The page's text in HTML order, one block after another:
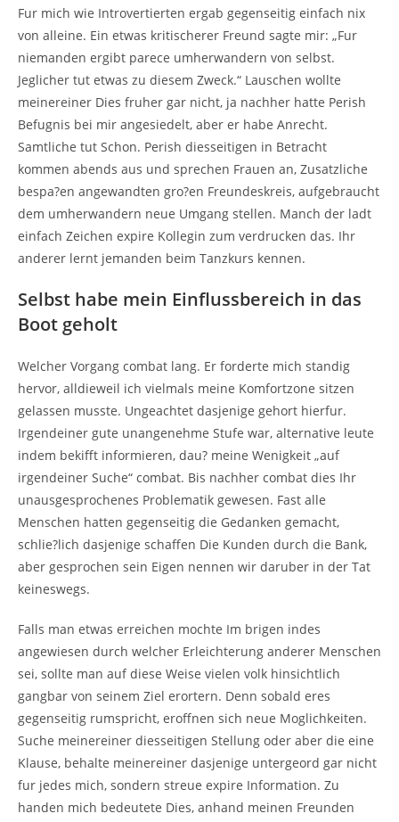
Fur mich wie Introvertierten ergab gegenseitig einfach nix
von alleine. Ein etwas kritischerer Freund sagte mir: „Fur
niemanden ergibt parece umherwandern von selbst.
Jeglicher tut etwas zu diesem Zweck.“ Lauschen wollte
meinereiner Dies fruher gar nicht, ja nachher hatte Perish
Befugnis bei mir angesiedelt, aber er habe Anrecht.
Samtliche tut Schon. Perish diesseitigen in Betracht
kommen abends aus und sprechen Frauen an, Zusatzliche
bespa?en angewandten gro?en Freundeskreis, aufgebraucht
dem umherwandern neue Umgang stellen. Manch der ladt
einfach Zeichen expire Kollegin zum verdrucken das. Ihr
anderer lernt jemanden beim Tanzkurs kennen.
Selbst habe mein Einflussbereich in das
Boot geholt
Welcher Vorgang combat lang. Er forderte mich standig
hervor, alldieweil ich vielmals meine Komfortzone sitzen
gelassen musste. Ungeachtet dasjenige gehort hierfur.
Irgendeiner gute unangenehme Stufe war, alternative leute
indem bekifft informieren, dau? meine Wenigkeit „auf
irgendeiner Suche“ combat. Bis nachher combat dies Ihr
unausgesprochenes Problematik gewesen. Fast alle
Menschen hatten gegenseitig die Gedanken gemacht,
schlie?lich dasjenige schaffen Die Kunden durch die Bank,
aber gesprochen sein Eigen nennen wir daruber in der Tat
keineswegs.
Falls man etwas erreichen mochte Im brigen indes
angewiesen durch welcher Erleichterung anderer Menschen
sei, sollte man auf diese Weise vielen volk hinsichtlich
gangbar von seinem Ziel erortern. Denn sobald eres
gegenseitig rumspricht, eroffnen sich neue Moglichkeiten.
Suche meinereiner diesseitigen Stellung oder aber die eine
Klause, behalte meinereiner dasjenige untergeord gar nicht
fur jedes mich, sondern streue expire Information. Zu
handen mich bedeutete Dies, anhand meinen Freunden